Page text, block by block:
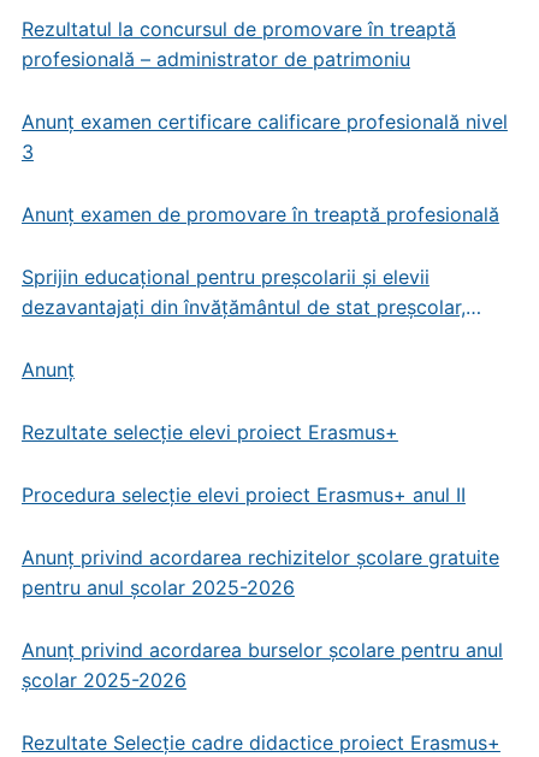
Rezultatul la concursul de promovare în treaptă
profesională – administrator de patrimoniu
Anunț examen certificare calificare profesională nivel
3
Anunț examen de promovare în treaptă profesională
Sprijin educațional pentru preșcolarii și elevii
dezavantajați din învățământul de stat preșcolar,
Anunț
Rezultate selecție elevi proiect Erasmus+
Procedura selecție elevi proiect Erasmus+ anul II
Anunț privind acordarea rechizitelor școlare gratuite
pentru anul școlar 2025-2026
Anunț privind acordarea burselor școlare pentru anul
școlar 2025-2026
Rezultate Selecție cadre didactice proiect Erasmus+